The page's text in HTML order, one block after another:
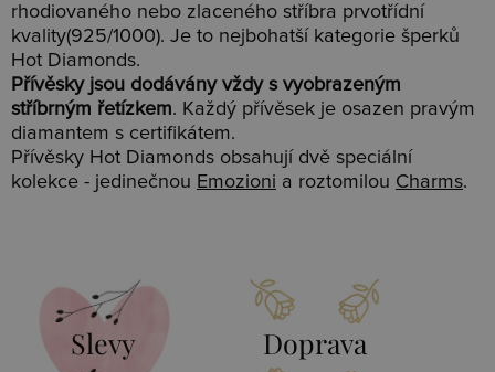
rhodiovaného nebo zlaceného stříbra prvotřídní
kvality(925/1000). Je to nejbohatší kategorie šperků
Hot Diamonds.
Přívěsky jsou dodávány vždy s vyobrazeným
stříbrným řetízkem. Každý přívěsek je osazen pravým
diamantem s certifikátem.
Přívěsky Hot Diamonds obsahují dvě speciální
kolekce - jedinečnou Emozioni a roztomilou Charms.
Slevy Doprava